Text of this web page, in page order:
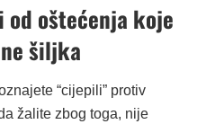
oštećenja koje
šiljka
“cijepili” protiv
žalite zbog toga, nije